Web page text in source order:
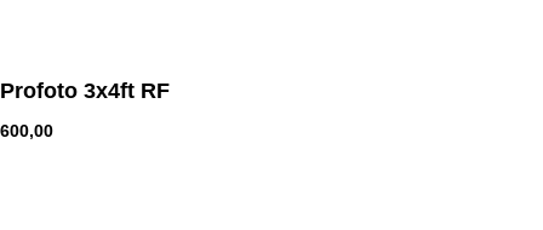
Profoto 3x4ft RF
600,00